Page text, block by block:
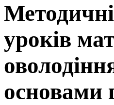
уроків
основами